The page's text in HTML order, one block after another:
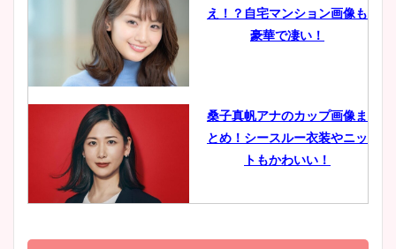
鈴木唯の太ってた時の体重が
ヤバすぎww原因や痩せたダ
豊島実季アナのカップ画像ま
とめ！美脚や水着姿に年齢も
え！？自宅マンション画像も
豪華で凄い！
桑子真帆アナのカップ画像ま
とめ！シースルー衣装やニッ
トもかわいい！
小室瑛莉子のカップ画像まと